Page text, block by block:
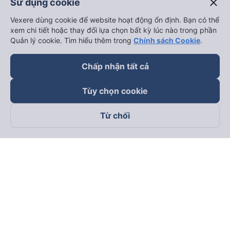
Sử dụng cookie close
Vexere dùng cookie để website hoạt động ổn định. Bạn có thể
xem chi tiết hoặc thay đổi lựa chọn bất kỳ lúc nào trong phần
Quản lý cookie. Tìm hiểu thêm trong Chính sách Cookie.
Chấp nhận tất cả
Tùy chọn cookie
Từ chối